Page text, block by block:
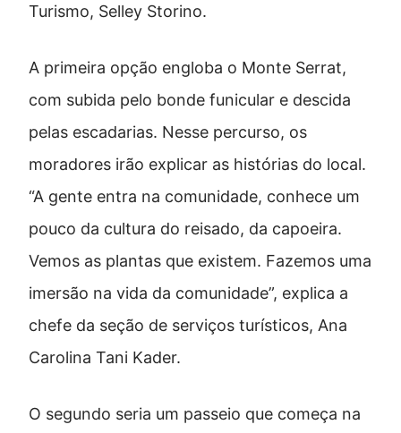
Turismo, Selley Storino.
A primeira opção engloba o Monte Serrat,
com subida pelo bonde funicular e descida
pelas escadarias. Nesse percurso, os
moradores irão explicar as histórias do local.
“A gente entra na comunidade, conhece um
pouco da cultura do reisado, da capoeira.
Vemos as plantas que existem. Fazemos uma
imersão na vida da comunidade”, explica a
chefe da seção de serviços turísticos, Ana
Carolina Tani Kader.
O segundo seria um passeio que começa na